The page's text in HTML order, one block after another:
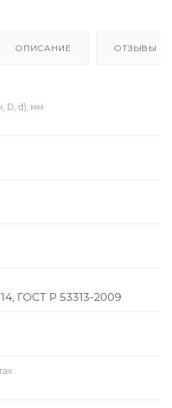
ОПИСАНИЕ ОТЗЫВЫ
D, d), мм
ГОСТ Р 53313-2009